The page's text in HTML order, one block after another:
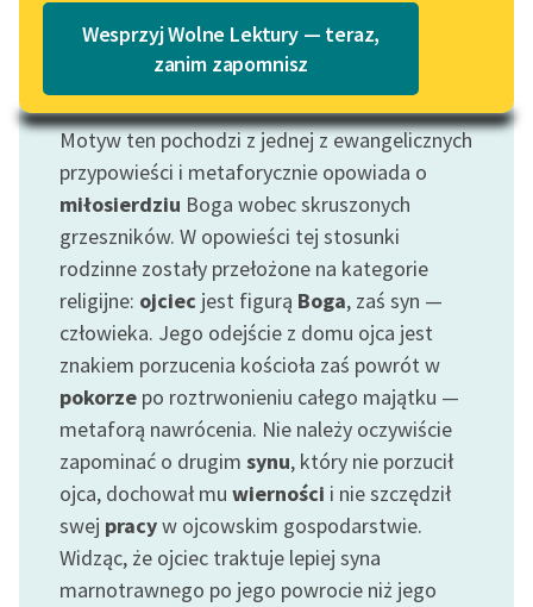
Lektury szkolne i klasyka
literatury do słuchania dla
uczennic i uczniów z
niepełnosprawnościami
E-kolekcja lektur
szkolnych i literatury do
słuchania dla uczennic i
uczniów z
niepełnosprawnościami
Feministyczne inspiracje.
Popularyzacja
skandynawskiej literatury
feministycznej
Ręce pełne poezji
Kolekcje edukacyjne
twórców przechodzących
do domeny publicznej,
Katalog w formacie PDF
Wesprzyj Wolne Lektury — teraz,
zanim zapomnisz
Motyw: Syn marnotrawny
Motyw ten pochodzi z jednej z ewangelicznych
przypowieści i metaforycznie opowiada o
miłosierdziu Boga wobec skruszonych
grzeszników. W opowieści tej stosunki
rodzinne zostały przełożone na kategorie
religijne: ojciec jest figurą Boga, zaś syn —
człowieka. Jego odejście z domu ojca jest
znakiem porzucenia kościoła zaś powrót w
pokorze po roztrwonieniu całego majątku —
metaforą nawrócenia. Nie należy oczywiście
zapominać o drugim synu, który nie porzucił
ojca, dochował mu wierności i nie szczędził
swej pracyw ojcowskim gospodarstwie.
Widząc, że ojciec traktuje lepiej syna
marnotrawnego po jego powrocie niż jego